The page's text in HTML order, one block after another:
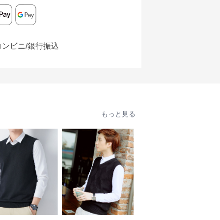
ンビニ/銀行振込
もっと見る